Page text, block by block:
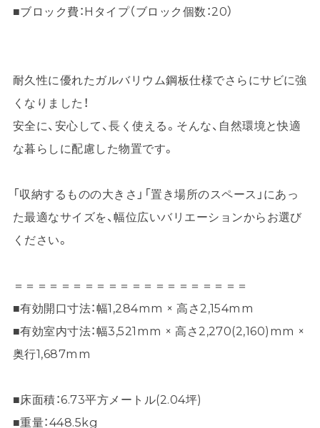
■ブロック費：Hタイプ（ブロック個数：20）
耐久性に優れたガルバリウム鋼板仕様でさらにサビに強
くなりました！
安全に、安心して、長く使える。そんな、自然環境と快適
な暮らしに配慮した物置です。
「収納するものの大きさ」「置き場所のスペース」にあっ
た最適なサイズを、幅位広いバリエーションからお選び
ください。
＝＝＝＝＝＝＝＝＝＝＝＝＝＝＝＝＝＝＝＝
■有効開口寸法：幅1,284mm × 高さ2,154mm
■有効室内寸法：幅3,521mm × 高さ2,270(2,160)mm ×
奥行1,687mm
■床面積：6.73平方メートル(2.04坪)
■重量：448.5kg